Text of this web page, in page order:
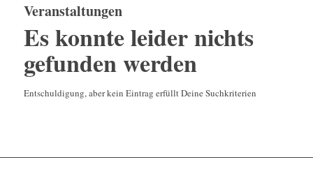
Veranstaltungen
Es konnte leider nichts
gefunden werden
Entschuldigung, aber kein Eintrag erfüllt Deine Suchkriterien